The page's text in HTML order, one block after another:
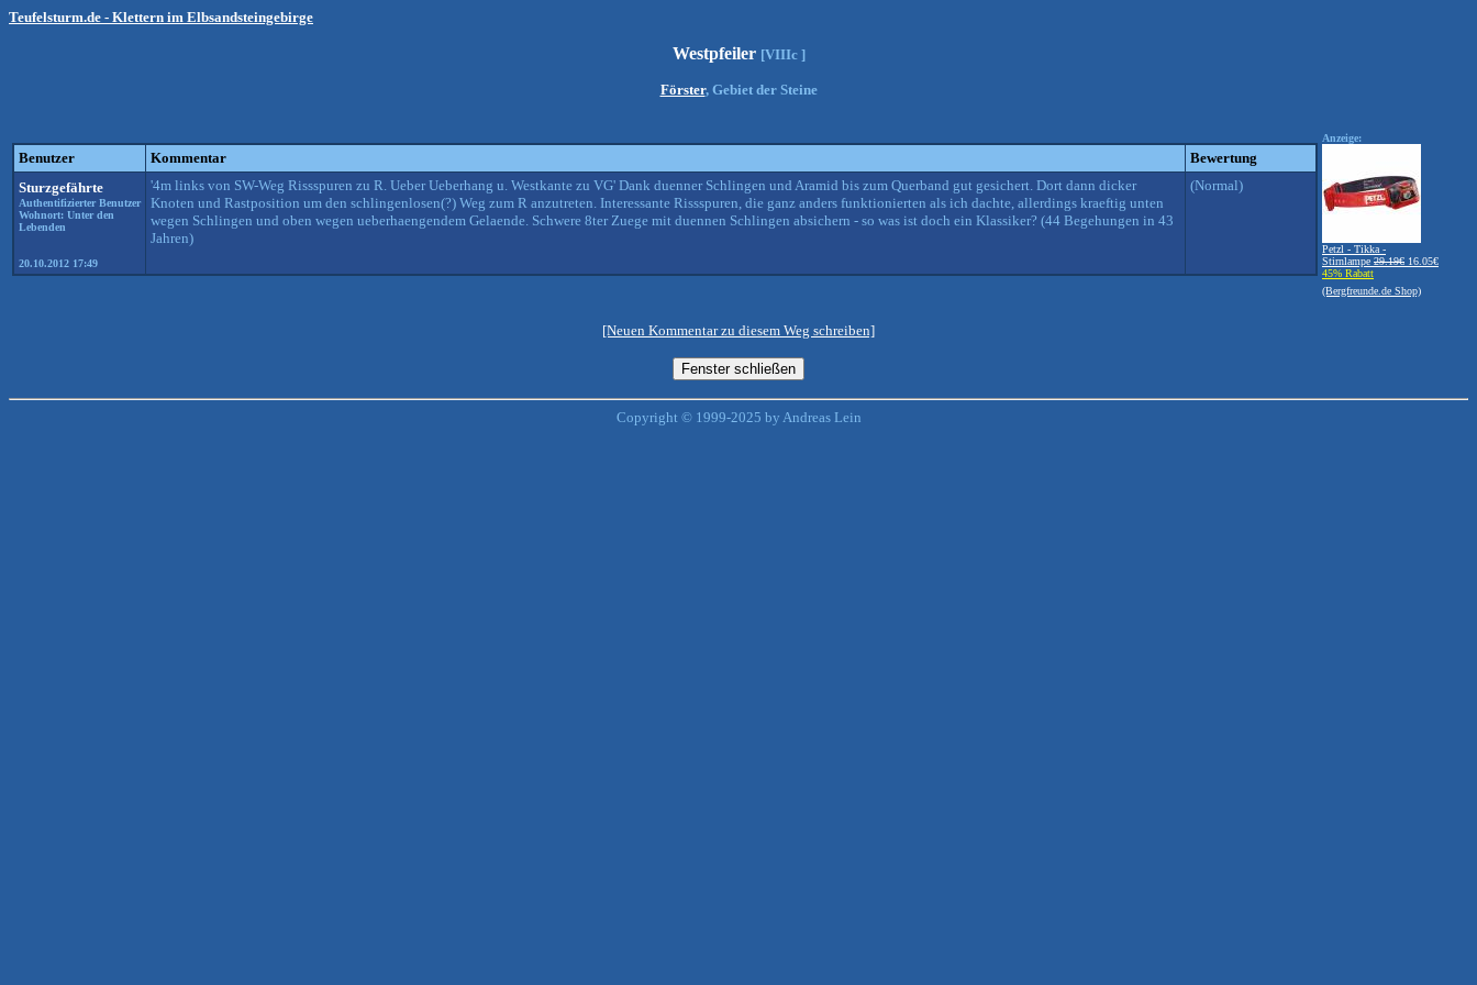
Teufelsturm.de - Klettern im Elbsandsteingebirge
Westpfeiler [VIIIc ]
Förster, Gebiet der Steine
Benutzer Kommentar
Bewertung
Sturzgefährte
Authentifizierter Benutzer
Wohnort: Unter den
Lebenden
20.10.2012 17:49
'4m links von SW-Weg Rissspuren zu R. Ueber Ueberhang u. Westkante zu VG' Dank duenner Schlingen und Aramid bis zum Querband gut gesichert. Dort dann dicker
Knoten und Rastposition um den schlingenlosen(?) Weg zum R anzutreten. Interessante Rissspuren, die ganz anders funktionierten als ich dachte, allerdings kraeftig unten
wegen Schlingen und oben wegen ueberhaengendem Gelaende. Schwere 8ter Zuege mit duennen Schlingen absichern - so was ist doch ein Klassiker? (44 Begehungen in 43
Jahren)
(Normal)
Anzeige:
Petzl - Tikka -
Stirnlampe 29.19€ 16.05€
45% Rabatt
(Bergfreunde.de Shop)
[Neuen Kommentar zu diesem Weg schreiben]
Copyright © 1999-2025 by Andreas Lein